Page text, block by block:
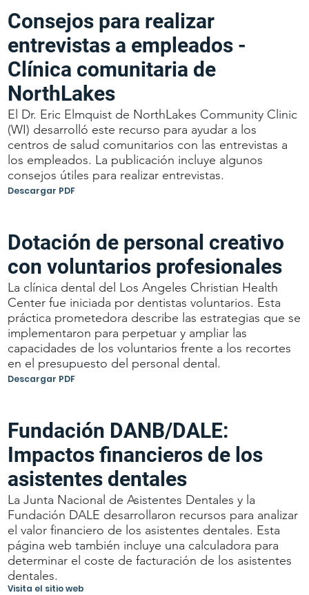
Consejos para realizar
entrevistas a empleados -
Clínica comunitaria de
NorthLakes
El Dr. Eric Elmquist de NorthLakes Community Clinic
(WI) desarrolló este recurso para ayudar a los
centros de salud comunitarios con las entrevistas a
los empleados. La publicación incluye algunos
consejos útiles para realizar entrevistas.
Descargar PDF
Dotación de personal creativo
con voluntarios profesionales
La clínica dental del Los Angeles Christian Health
Center fue iniciada por dentistas voluntarios. Esta
práctica prometedora describe las estrategias que se
implementaron para perpetuar y ampliar las
capacidades de los voluntarios frente a los recortes
en el presupuesto del personal dental.
Descargar PDF
Fundación DANB/DALE:
Impactos financieros de los
asistentes dentales
La Junta Nacional de Asistentes Dentales y la
Fundación DALE desarrollaron recursos para analizar
el valor financiero de los asistentes dentales. Esta
página web también incluye una calculadora para
determinar el coste de facturación de los asistentes
dentales.
Visita el sitio web